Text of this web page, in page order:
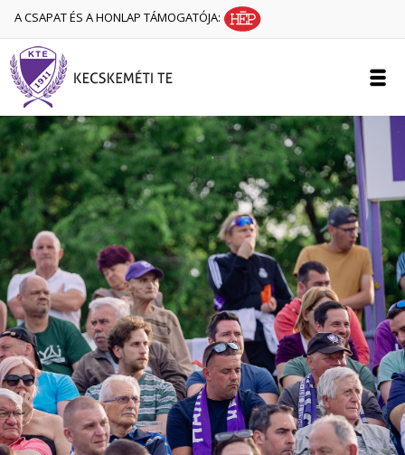
A CSAPAT ÉS A HONLAP TÁMOGATÓJA: